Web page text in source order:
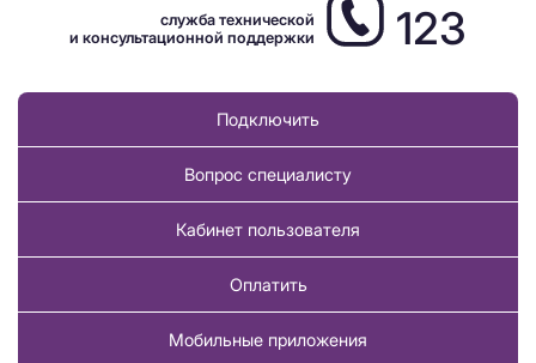
служба технической
и консультационной поддержки
123
Подключить
Вопрос специалисту
Кабинет пользователя
Оплатить
Мобильные приложения